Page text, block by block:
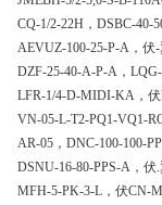
CQ-1/2-22H，DSBC-40-
AEVUZ-100-25-P-A，伏
DZF-25-40-A-P-A，
LFR-1/4-D-MIDI-KA，伏
VN-05-L-T2-PQ1-VQ1-
AR-05，DNC-100-100-
DSNU-16-80-PPS-A，伏
MFH-5-PK-3-L，伏CN-